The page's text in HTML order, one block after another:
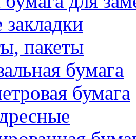
пакеты
бумага
бумага